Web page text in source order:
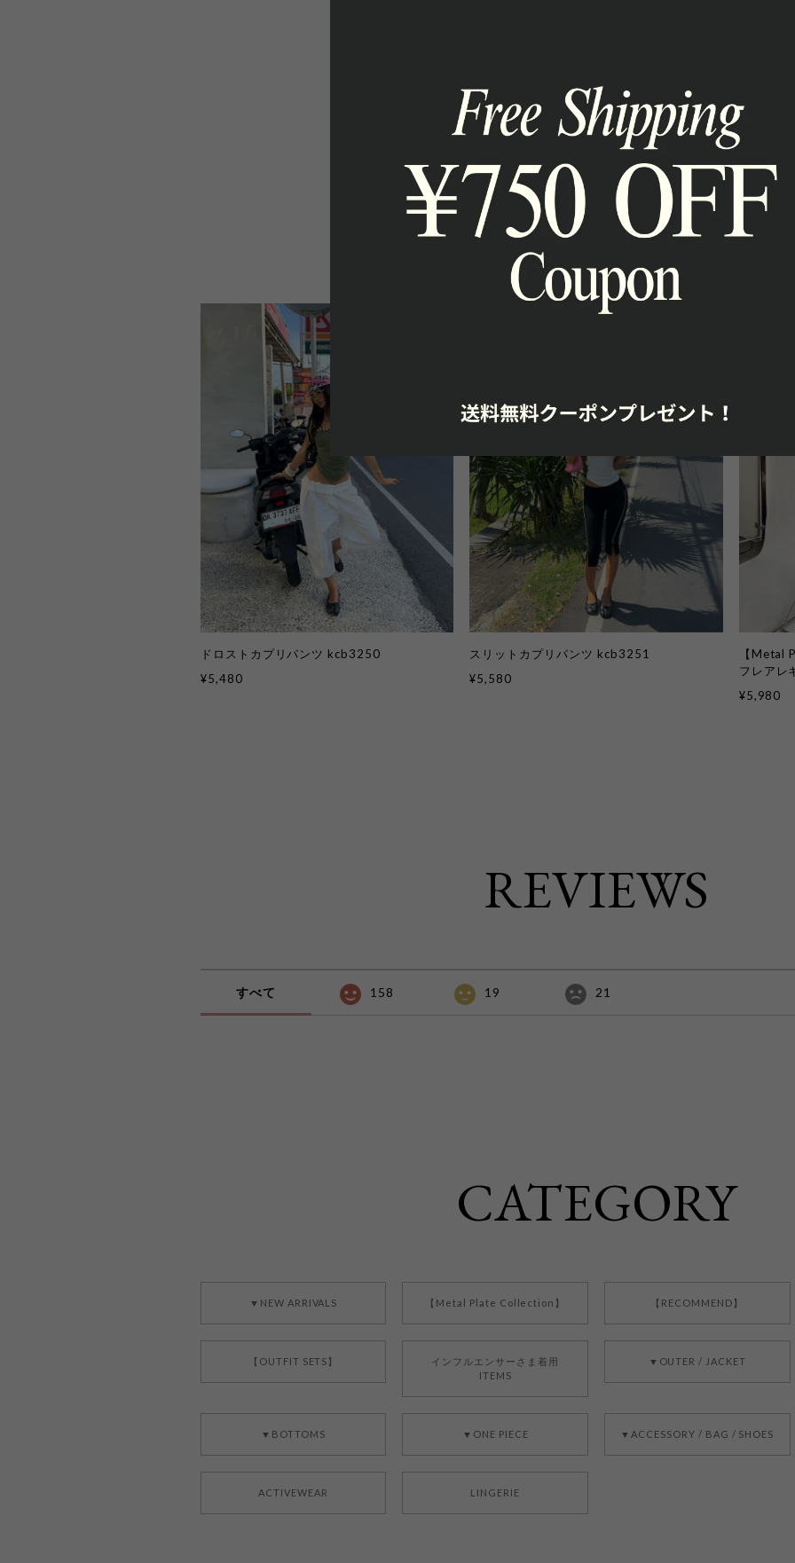
RELATED
ドロストカプリパンツ kcb3250
¥5,480
スリットカプリパンツ kcb3251
¥5,580
【Metal
フレアレ
¥5,980
REVIEWS
すべて 158 19 21
CATEGORY
▼NEW ARRIVALS 【Metal Plate Collection】 【RECOMMEND】
【OUTFIT SETS】
インフルエンサーさま着用
ITEMS
▼OUTER / JACKET
▼BOTTOMS ▼ONE PIECE ▼ACCESSORY / BAG / SHOES
ACTIVEWEAR LINGERIE